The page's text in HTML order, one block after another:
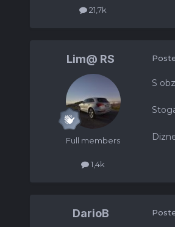
21,7k
Lim@ RS
Full members
1,4k
S
DarioB